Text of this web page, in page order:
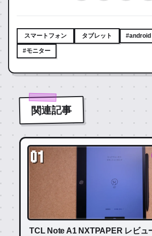
スマートフォン タブレット #android
#モニター
関連記事
01
TCL Note A1 NXTPAPER レビュ